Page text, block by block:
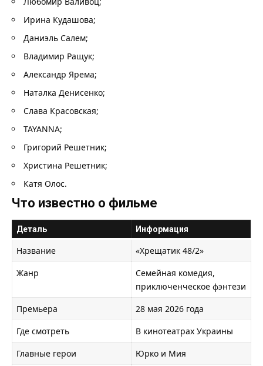
Ирина Кудашова;
Даниэль Салем;
Владимир Ращук;
Александр Ярема;
Наталка Денисенко;
Слава Красовская;
TAYANNA;
Григорий Решетник;
Христина Решетник;
Катя Олос.
Что известно о фильме
Деталь Информация
Название
«Хрещатик 48/2»
Жанр
Семейная комедия,
приключенческое фэнтези
Премьера
28 мая 2026 года
Где смотреть
В кинотеатрах Украины
Главные герои
Юрко и Мия